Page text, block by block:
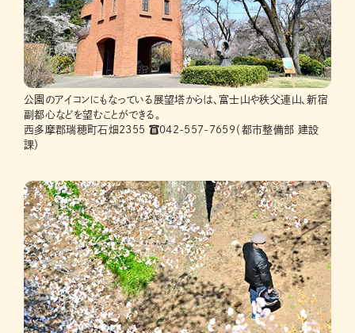
公園のアイコンにもなっている展望塔からは、富士山や秩父連山、新宿
副都心などを望むことができる。
西多摩郡瑞穂町石畑2355 ☎042-557-7659（都市整備部 建設
課）